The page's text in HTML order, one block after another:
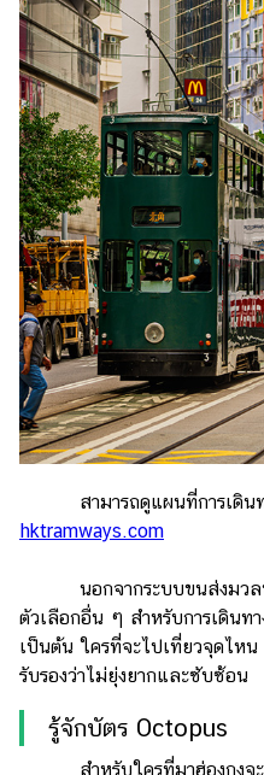
สามารถดูแผนที่การเดินทา
hktramways.com
นอกจากระบบขนส่งมวลช
ตัวเลือกอื่น ๆ สำหรับการเดินท
เป็นต้น ใครที่จะไปเที่ยวจุดไหน
รับรองว่าไม่ยุ่งยากและซับซ้อน
รู้จักบัตร Octopus
สำหรับใครที่มาฮ่องกงจะเ